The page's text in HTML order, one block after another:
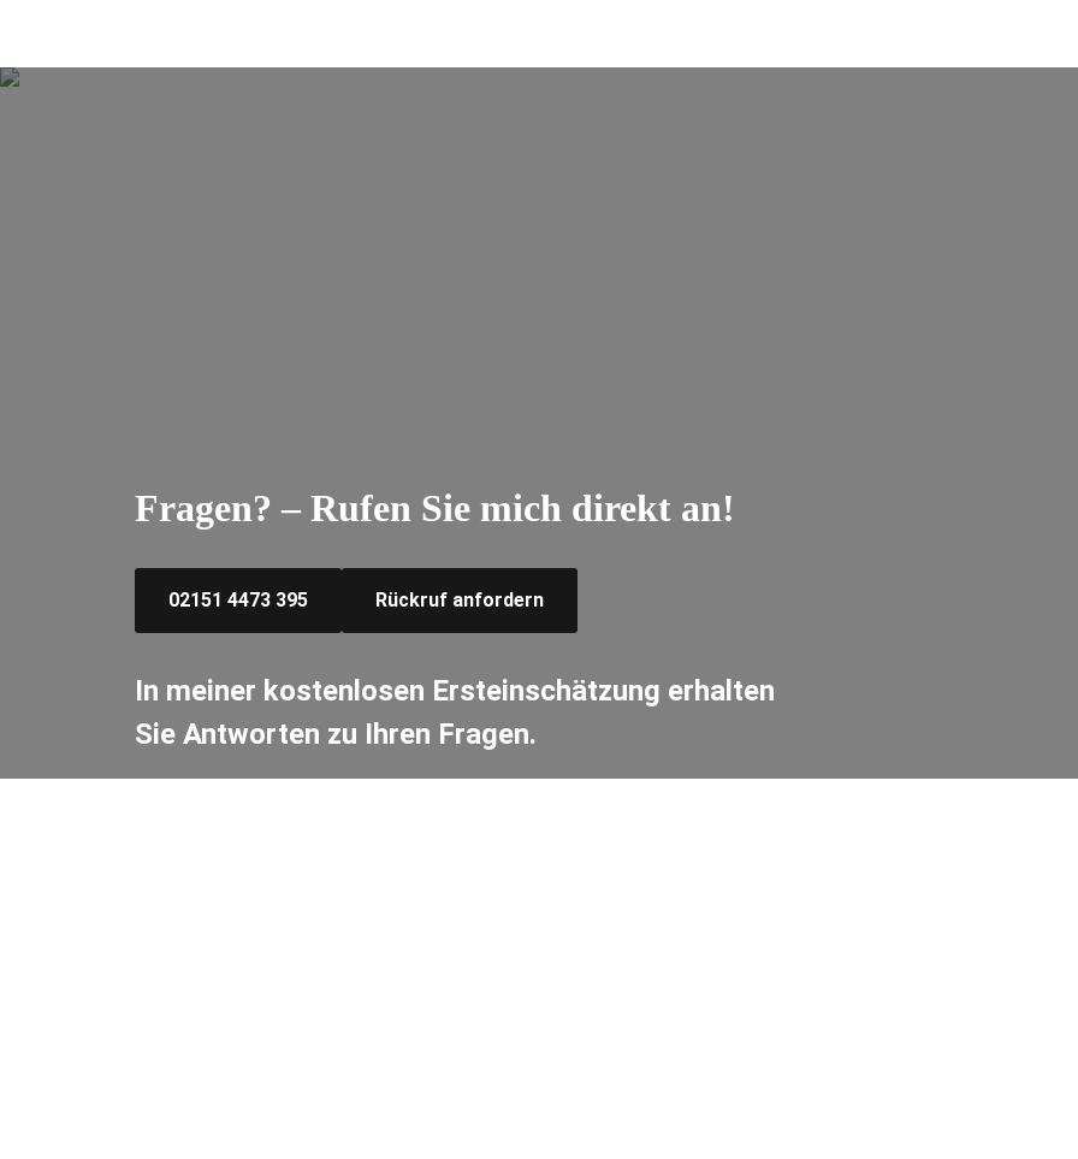
Fragen? – Rufen Sie mich direkt an!
02151 4473 395 Rückruf anfordern
In meiner kostenlosen Ersteinschätzung erhalten
Sie Antworten zu Ihren Fragen.